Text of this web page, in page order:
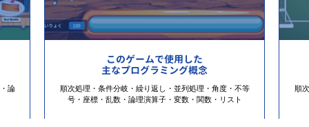
論
このゲームで使用した
主なプログラミング概念
順次処理・条件分岐・繰り返し・並列処理・角度・不等
号・座標・乱数・論理演算子・変数・関数・リスト
順